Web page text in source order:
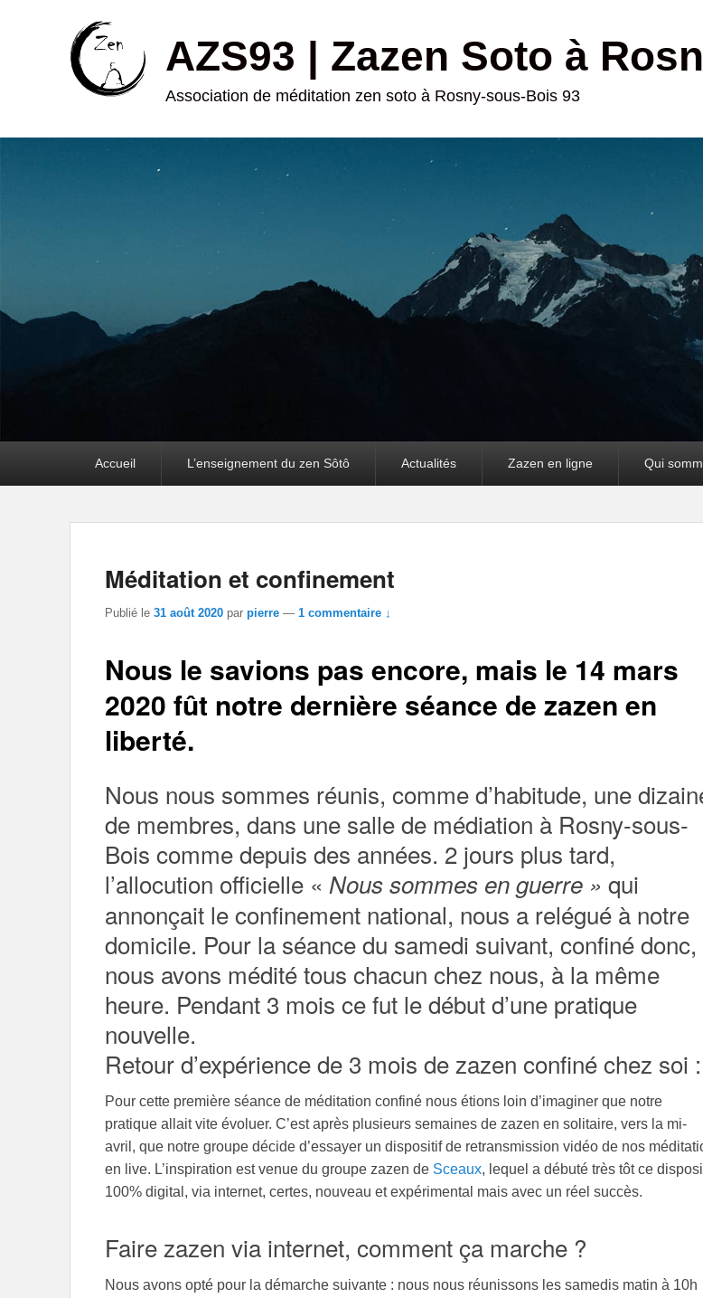
AZS93 | Zazen Soto à
Association de méditation zen soto à Rosny-sous-Bois 93
Accueil L’enseignement du zen Sôtô Actualités Zazen en ligne Qui
Méditation et confinement
Publié le 31 août 2020 par pierre — 1 commentaire ↓
Nous le savions pas encore, mais le 14 mars
2020 fût notre dernière séance de zazen en
liberté.
Nous nous sommes réunis, comme d’habitude, une
de membres, dans une salle de médiation à Rosny-sous-
Bois comme depuis des années. 2 jours plus tard,
l’allocution officielle « Nous sommes en guerre » qui
annonçait le confinement national, nous a relégué à notre
domicile. Pour la séance du samedi suivant, confiné donc,
nous avons médité tous chacun chez nous, à la même
heure. Pendant 3 mois ce fut le début d’une pratique
nouvelle.
Retour d’expérience de 3 mois de zazen confiné chez soi :
Pour cette première séance de méditation confiné nous étions loin d’imaginer que notre
pratique allait vite évoluer. C’est après plusieurs semaines de zazen en solitaire, vers la mi-
avril, que notre groupe décide d’essayer un dispositif de retransmission vidéo de nos
en live. L’inspiration est venue du groupe zazen de Sceaux, lequel a débuté très tôt ce
100% digital, via internet, certes, nouveau et expérimental mais avec un réel succès.
Faire zazen via internet, comment ça marche ?
Nous avons opté pour la démarche suivante : nous nous réunissons les samedis matin à 10h